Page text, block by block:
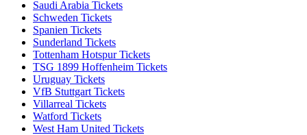
Saudi Arabia Tickets
Schweden Tickets
Spanien Tickets
Sunderland Tickets
Tottenham Hotspur Tickets
TSG 1899 Hoffenheim Tickets
Uruguay Tickets
VfB Stuttgart Tickets
Villarreal Tickets
Watford Tickets
West Ham United Tickets